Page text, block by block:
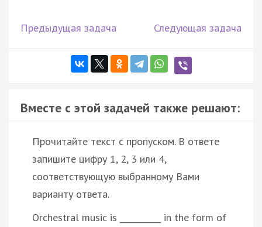
Предыдущая задача Следующая задача
Вместе с этой задачей также решают:
Прочитайте текст с пропуском. В ответе
запишите цифру 1, 2, 3 или 4,
соответствующую выбранному Вами
варианту ответа.
Orchestral music is __________ in the form of